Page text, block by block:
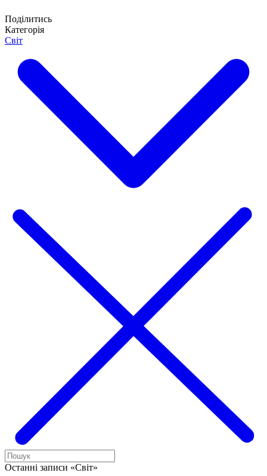
Поділитись
Категорія
Світ
Останні записи «Світ»